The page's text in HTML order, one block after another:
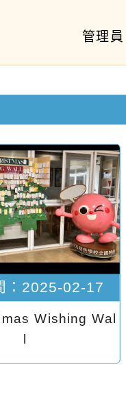
管理
：2025-02-17
Wishing Wal
l